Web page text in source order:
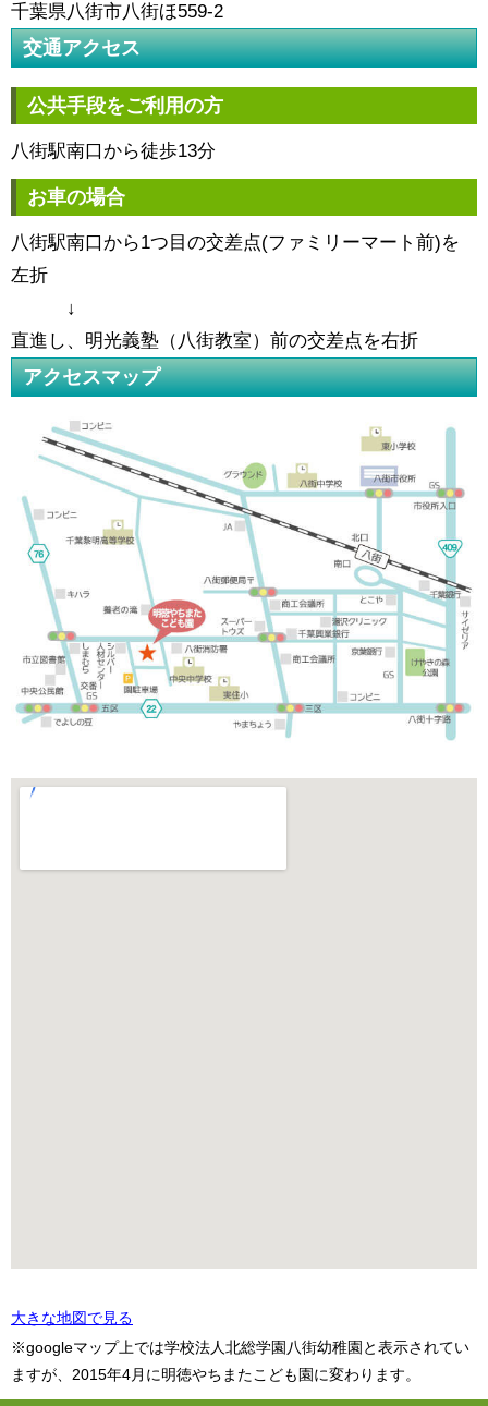
千葉県八街市八街ほ559-2
交通アクセス
公共手段をご利用の方
八街駅南口から徒歩13分
お車の場合
八街駅南口から1つ目の交差点(ファミリーマート前)を
左折
↓
直進し、明光義塾（八街教室）前の交差点を右折
アクセスマップ
大きな地図で見る
※googleマップ上では学校法人北総学園八街幼稚園と表示されてい
ますが、2015年4月に明徳やちまたこども園に変わります。